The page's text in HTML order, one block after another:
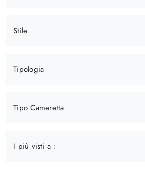
Stile
Tipologia
Tipo Cameretta
I più visti a :